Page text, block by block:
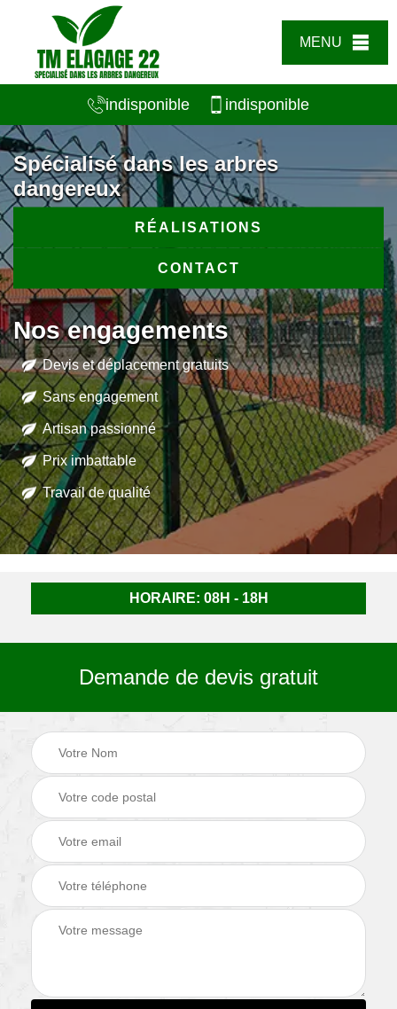
MENU
indisponible indisponible
Spécialisé dans les arbres
dangereux
RÉALISATIONS
CONTACT
Nos engagements
Devis et déplacement gratuits
Sans engagement
Artisan passionné
Prix imbattable
Travail de qualité
HORAIRE: 08H - 18H
Demande de devis gratuit